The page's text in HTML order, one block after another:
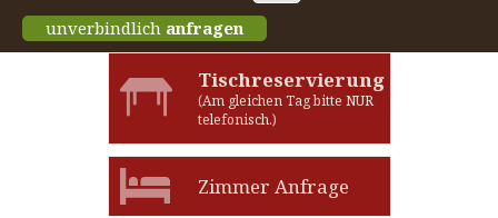
unverbindlich anfragen
Tischreservierung
(Am gleichen Tag bitte NUR
telefonisch.)
Zimmer Anfrage